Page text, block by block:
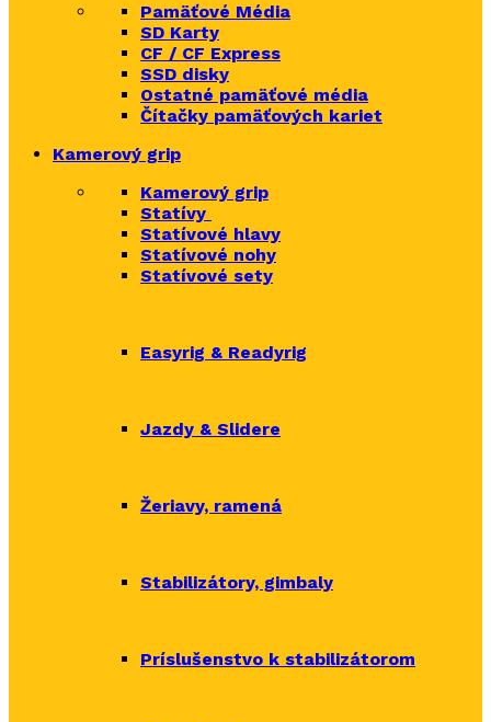
Pamäťové Média
SD Karty
CF / CF Express
SSD disky
Ostatné pamäťové média
Čítačky pamäťových kariet
Kamerový grip
Kamerový grip
Statívy
Statívové hlavy
Statívové nohy
Statívové sety
Easyrig & Readyrig
Jazdy & Slidere
Žeriavy, ramená
Stabilizátory, gimbaly
Príslušenstvo k stabilizátorom